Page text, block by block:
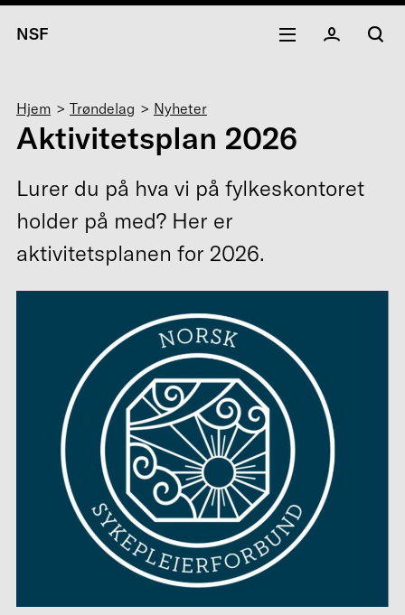
NSF
Navigasjonssti
Hjem Trøndelag Nyheter
Aktivitetsplan 2026
Lurer du på hva vi på fylkeskontoret
holder på med? Her er
aktivitetsplanen for 2026.